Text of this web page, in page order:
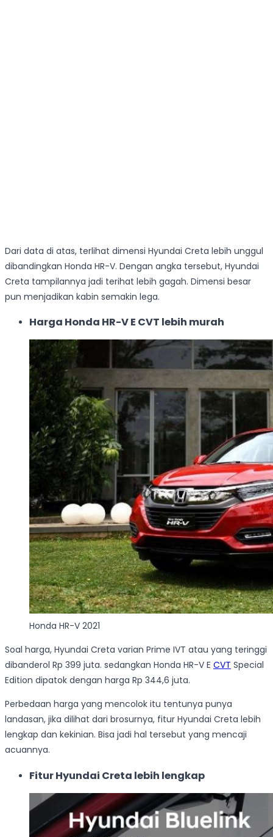
Dari data di atas, terlihat dimensi Hyundai Creta lebih unggul
dibandingkan Honda HR-V. Dengan angka tersebut, Hyundai
Creta tampilannya jadi terihat lebih gagah. Dimensi besar
pun menjadikan kabin semakin lega.
Harga Honda HR-V E CVT lebih murah
Honda HR-V 2021
Soal harga, Hyundai Creta varian Prime IVT atau yang teringgi
dibanderol Rp 399 juta. sedangkan Honda HR-V E CVT Special
Edition dipatok dengan harga Rp 344,6 juta.
Perbedaan harga yang mencolok itu tentunya punya
landasan, jika dilihat dari brosurnya, fitur Hyundai Creta lebih
lengkap dan kekinian. Bisa jadi hal tersebut yang mencaji
acuannya.
Fitur Hyundai Creta lebih lengkap